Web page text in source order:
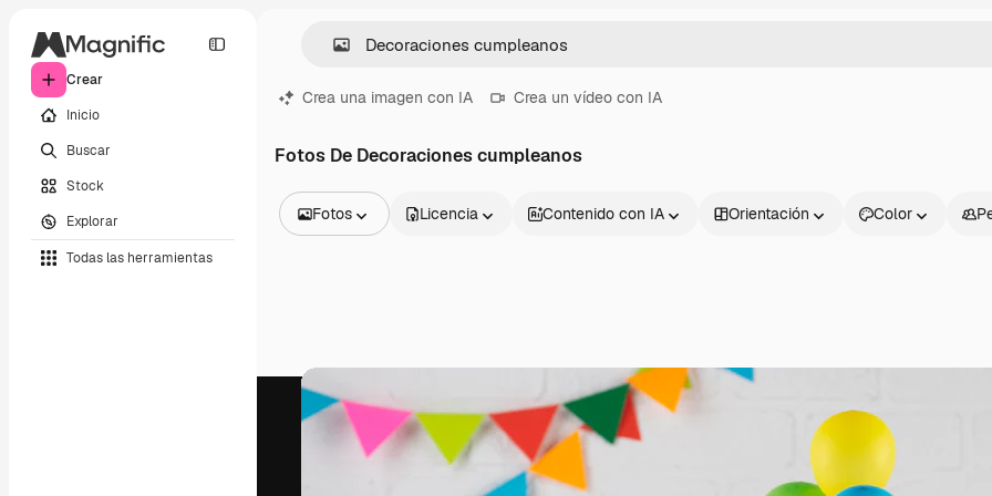
Crear
Inicio
Buscar
Stock
Explorar
Todas las herramientas
Crea una imagen con IA Crea un vídeo con IA
Fotos De Decoraciones cumpleanos
Fotos
Vídeos
Clips de vídeo
Motion graphics
Plantillas de vídeos
Licencia Contenido con IA Orientación Color
Productos Información útil